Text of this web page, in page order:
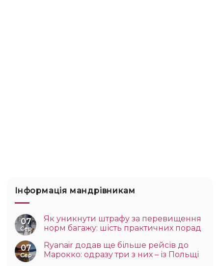
Інформація мандрівникам
07
Сер
Як уникнути штрафу за перевищення
норм багажу: шість практичних порад
07
Сер
Ryanair додав ще більше рейсів до
Марокко: одразу три з них – із Польщі